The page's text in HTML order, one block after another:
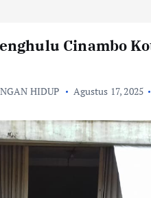
Cinambo
HIDUP Agustus 17, 2025